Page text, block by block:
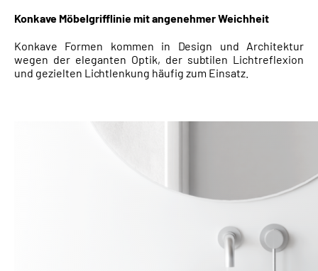
Konkave Möbelgrifflinie mit angenehmer Weichheit
Konkave Formen kommen in Design und Architektur
wegen der eleganten Optik, der subtilen Lichtreflexion
und gezielten Lichtlenkung häufig zum Einsatz.